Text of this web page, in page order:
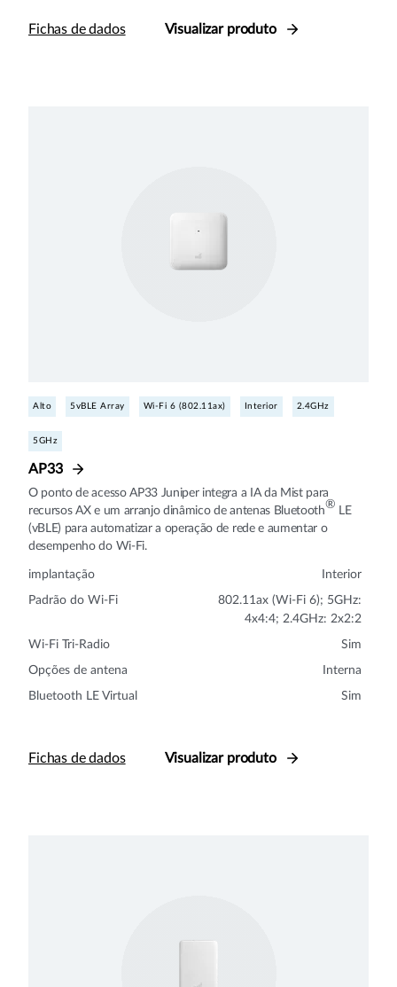
Fichas de dados Visualizar produto
Alto 5vBLE Array Wi-Fi 6 (802.11ax) Interior 2.4GHz
5GHz
AP33
O ponto de acesso AP33 Juniper integra a IA da Mist para
recursos AX e um arranjo dinâmico de antenas Bluetooth® LE
(vBLE) para automatizar a operação de rede e aumentar o
desempenho do Wi-Fi.
implantação Interior
Padrão do Wi-Fi
802.11ax (Wi-Fi 6); 5GHz:
4x4:4; 2.4GHz: 2x2:2
Wi-Fi Tri-Radio Sim
Opções de antena Interna
Bluetooth LE Virtual Sim
Fichas de dados Visualizar produto